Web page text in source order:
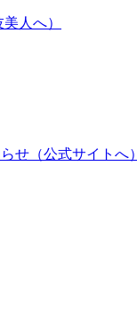
人へ）
せ（公式サイトへ）